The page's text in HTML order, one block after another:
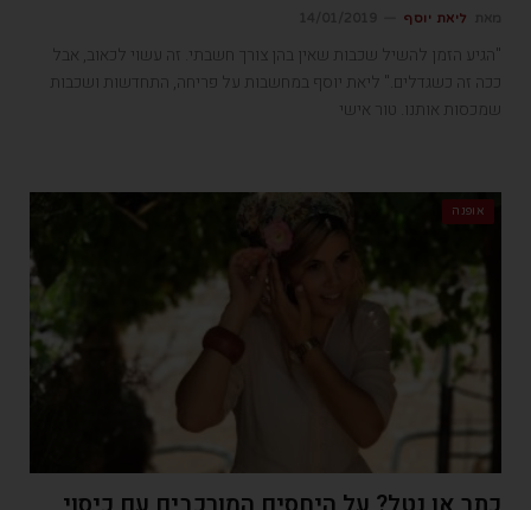
ליאת יוסף
"הגיע הזמן להשיל שכבות שאין בהן צורך חשבתי. זה עשוי לכאוב, אבל
ככה זה כשגדלים." ליאת יוסף במחשבות על פריחה, התחדשות ושכבות
שמכסות אותנו. טור אישי
אופנה